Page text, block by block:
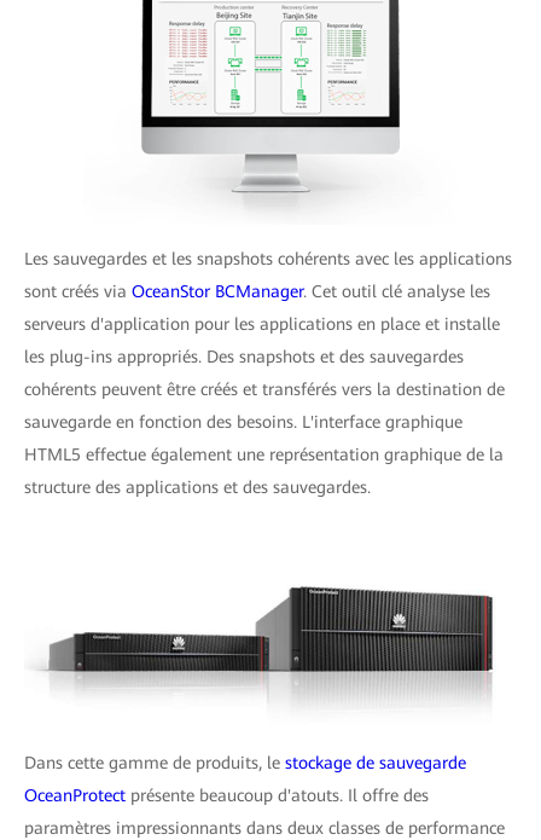
Les sauvegardes et les snapshots cohérents avec les applications
sont créés via OceanStor BCManager. Cet outil clé analyse les
serveurs d'application pour les applications en place et installe
les plug-ins appropriés. Des snapshots et des sauvegardes
cohérents peuvent être créés et transférés vers la destination de
sauvegarde en fonction des besoins. L'interface graphique
HTML5 effectue également une représentation graphique de la
structure des applications et des sauvegardes.
Dans cette gamme de produits, le stockage de sauvegarde
OceanProtect présente beaucoup d'atouts. Il offre des
paramètres impressionnants dans deux classes de performance